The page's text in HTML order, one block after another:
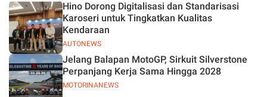
AUTONEWS
Hino Dorong Digitalisasi dan Standarisasi
Karoseri untuk Tingkatkan Kualitas
Kendaraan
MOTORINANEWS
Jelang Balapan MotoGP, Sirkuit Silverstone
Perpanjang Kerja Sama Hingga 2028